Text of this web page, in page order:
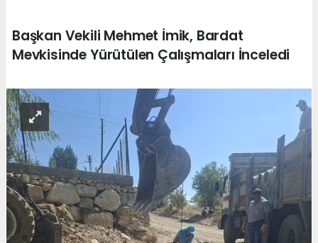
Başkan Vekili Mehmet İmik, Bardat
Mevkisinde Yürütülen Çalışmaları İnceledi